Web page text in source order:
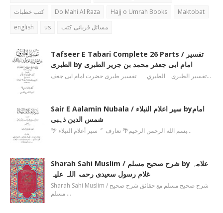
کتب خطبات
Do Mahi Al Raza Hajj o Umrah Books
Maktobat
english
us مسائل قربانی کتب
Tafseer E Tabari Complete 26 Parts / تفسیر
الطبری by امام ابی جعفر محمد بن جریر الطبری
تفسیر الطبری الطبري تفسیر طبری حضرت امام ابی جعف…
Sair E Aalamin Nubala / سیر اعلام النبلاء byامام
شمس الدین ذہبی
🌴 بسم الله الرحمن الرحیم🌴 تعارف ’’ سیر أعلام النبلاء…
Sharah Sahi Muslim / شرح صحیح مسلم by علامہ
غلام رسول سعیدی رحمۃ اللہ علیہ
Sharah Sahi Muslim / شرح صحیح مسلم مع حقائق شرح صحیح
مسلم …